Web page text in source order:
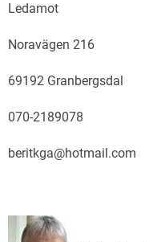
Ledamot
Noravägen 216
69192 Granbergsdal
070-2189078
beritkga@hotmail.com